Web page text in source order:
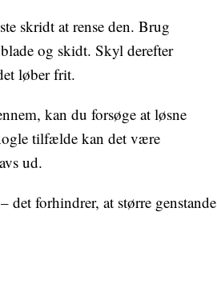
skridt at rense den. Brug
og skidt. Skyl derefter
løber frit.
kan du forsøge at løsne
tilfælde kan det være
ud.
det forhindrer, at større genstande